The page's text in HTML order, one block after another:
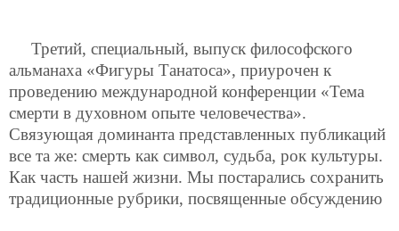
Третий, специальный, выпуск философского
альманаха «Фигуры Танатоса», приурочен к
проведению международной конференции «Тема
смерти в духовном опыте человечества».
Связующая доминанта представленных публикаций
все та же: смерть как символ, судьба, рок культуры.
Как часть нашей жизни. Мы постарались сохранить
традиционные рубрики, посвященные обсуждению